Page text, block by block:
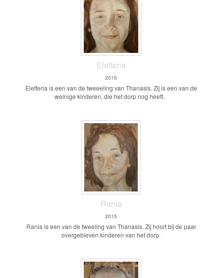
Elefteria
2015
Elefteria is een van de tweeeling van Thanasis. Zij is een van de
weinige kinderen, die het dorp nog heeft.
Rania
2015
Rania is een van de tweeling van Thanasis. Zij hoort bij de paar
overgebleven kinderen van het dorp.